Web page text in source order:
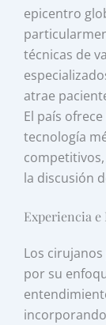
epicentro
técnicas de
atrae
El país
tecnología
la discusión
Experiencia
Los
por su